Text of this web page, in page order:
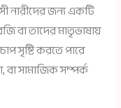
নারীদের জন্য একটি
বা তাদের মাতৃভাষায়
সৃষ্টি করতে পারে
বা সামাজিক সম্পর্ক